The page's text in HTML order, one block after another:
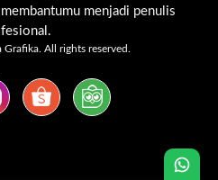
menjadi penulis
Grafika. All rights reserved.